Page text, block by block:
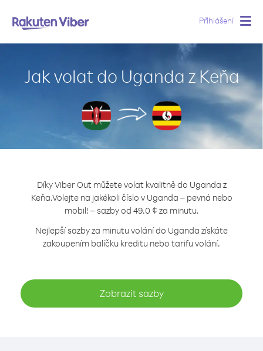
Přihlášení
Jak volat do Uganda z Keňa
Díky Viber Out můžete volat kvalitně do Uganda z
Keňa.Volejte na jakékoli číslo v Uganda – pevná nebo
mobil! – sazby od 49.0 ¢ za minutu.
Nejlepší sazby za minutu volání do Uganda získáte
zakoupením balíčku kreditu nebo tarifu volání.
Zobrazit sazby